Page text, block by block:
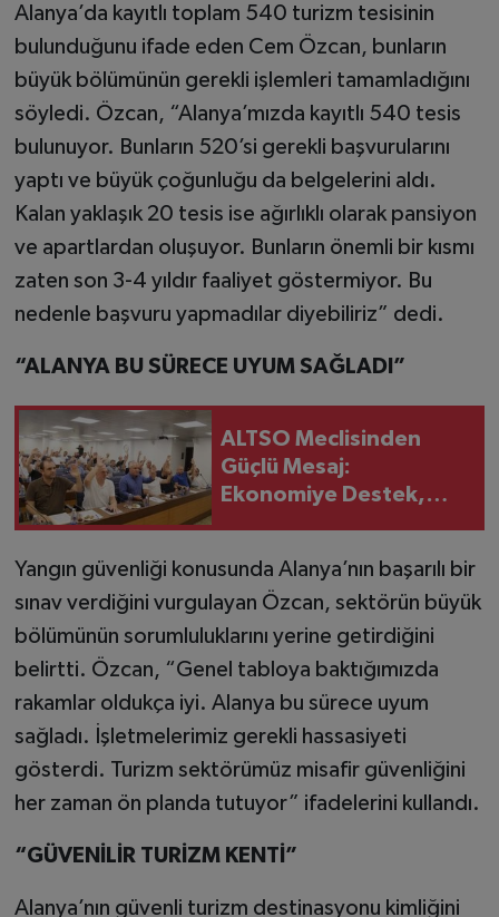
Alanya’da kayıtlı toplam 540 turizm tesisinin
bulunduğunu ifade eden Cem Özcan, bunların
büyük bölümünün gerekli işlemleri tamamladığını
söyledi. Özcan, “Alanya’mızda kayıtlı 540 tesis
bulunuyor. Bunların 520’si gerekli başvurularını
yaptı ve büyük çoğunluğu da belgelerini aldı.
Kalan yaklaşık 20 tesis ise ağırlıklı olarak pansiyon
ve apartlardan oluşuyor. Bunların önemli bir kısmı
zaten son 3-4 yıldır faaliyet göstermiyor. Bu
nedenle başvuru yapmadılar diyebiliriz” dedi.
“ALANYA BU SÜRECE UYUM SAĞLADI”
ALTSO Meclisinden
Güçlü Mesaj:
Ekonomiye Destek,
Yangın güvenliği konusunda Alanya’nın başarılı bir
sınav verdiğini vurgulayan Özcan, sektörün büyük
bölümünün sorumluluklarını yerine getirdiğini
belirtti. Özcan, “Genel tabloya baktığımızda
rakamlar oldukça iyi. Alanya bu sürece uyum
sağladı. İşletmelerimiz gerekli hassasiyeti
gösterdi. Turizm sektörümüz misafir güvenliğini
her zaman ön planda tutuyor” ifadelerini kullandı.
“GÜVENİLİR TURİZM KENTİ”
Alanya’nın güvenli turizm destinasyonu kimliğini